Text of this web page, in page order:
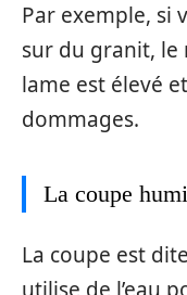
Par exemple, si
sur du granit, le
lame est élevé
dommages.
La coupe
La coupe est